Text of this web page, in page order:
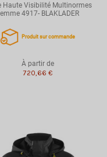
Haute Visibilité Multinormes
4917- BLAKLADER
Produit sur commande
À partir de
720,66 €